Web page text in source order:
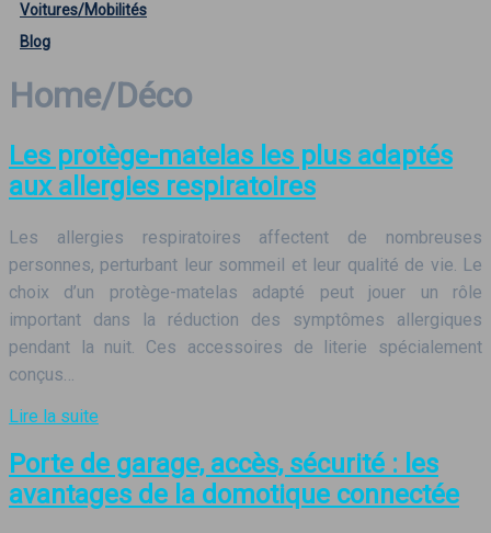
Voitures/Mobilités
Blog
Home/Déco
Les protège-matelas les plus adaptés
aux allergies respiratoires
Les allergies respiratoires affectent de nombreuses
personnes, perturbant leur sommeil et leur qualité de vie. Le
choix d’un protège-matelas adapté peut jouer un rôle
important dans la réduction des symptômes allergiques
pendant la nuit. Ces accessoires de literie spécialement
conçus…
Lire la suite
Porte de garage, accès, sécurité : les
avantages de la domotique connectée